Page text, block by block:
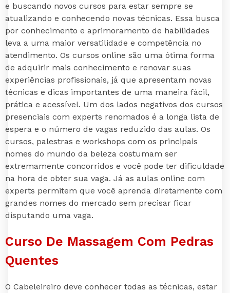
e buscando novos cursos para estar sempre se
atualizando e conhecendo novas técnicas. Essa busca
por conhecimento e aprimoramento de habilidades
leva a uma maior versatilidade e competência no
atendimento. Os cursos online são uma ótima forma
de adquirir mais conhecimento e renovar suas
experiências profissionais, já que apresentam novas
técnicas e dicas importantes de uma maneira fácil,
prática e acessível. Um dos lados negativos dos cursos
presenciais com experts renomados é a longa lista de
espera e o número de vagas reduzido das aulas. Os
cursos, palestras e workshops com os principais
nomes do mundo da beleza costumam ser
extremamente concorridos e você pode ter dificuldade
na hora de obter sua vaga. Já as aulas online com
experts permitem que você aprenda diretamente com
grandes nomes do mercado sem precisar ficar
disputando uma vaga.
Curso De Massagem Com Pedras
Quentes
O Cabeleireiro deve conhecer todas as técnicas, estar